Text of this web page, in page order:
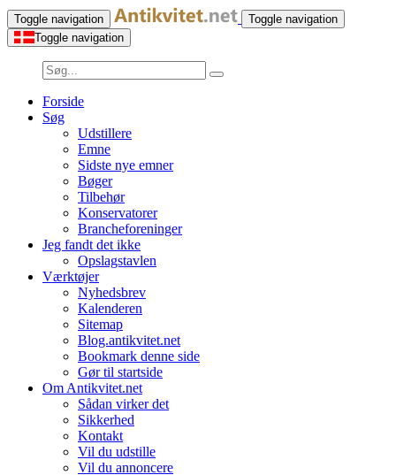
Toggle navigation
Toggle navigation
Toggle navigation
Forside
Søg
Udstillere
Emne
Sidste nye emner
Bøger
Tilbehør
Konservatorer
Brancheforeninger
Jeg fandt det ikke
Opslagstavlen
Værktøjer
Nyhedsbrev
Kalenderen
Sitemap
Blog.antikvitet.net
Bookmark denne side
Gør til startside
Om Antikvitet.net
Sådan virker det
Sikkerhed
Kontakt
Vil du udstille
Vil du annoncere